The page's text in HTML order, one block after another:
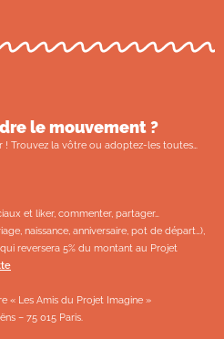
le mouvement ?
! Trouvez la vôtre ou adoptez-les toutes…
et liker, commenter, partager…
naissance, anniversaire, pot de départ…),
reversera 5% du montant au Projet
« Les Amis du Projet Imagine »
– 75 015 Paris.